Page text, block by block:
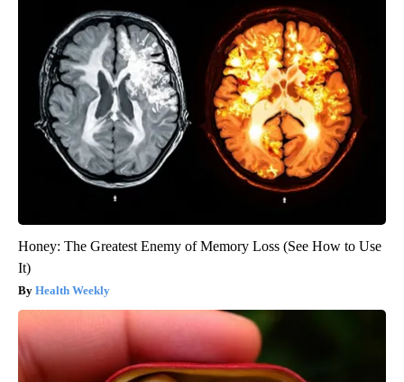
Honey: The Greatest Enemy of Memory Loss (See How to Use
It)
Health Weekly